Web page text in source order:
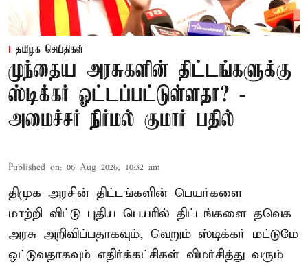
தமிழக செய்திகள்
முந்தைய அரசுகளின் திட்டங்களுக்கு
ஸ்டிக்கர் ஓட்டப்பட்டுள்ளதா? -
அமைச்சர் நிர்மல் குமார் பதில்
Published on: 06 Aug 2026, 10:32 am
திமுக அரசின் திட்டங்களின் பெயர்களை
மாற்றி விட்டு புதிய பெயரில் திட்டங்களை தவெக
அரசு அறிவிப்பதாகவும், வெறும் ஸ்டிக்கர் மட்டுமே
ஒட்டுவதாகவும் எதிர்க்கட்சிகள் விமர்சித்து வரும்